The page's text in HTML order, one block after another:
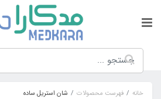
خانه فهرست محصولات شان استریل ساده